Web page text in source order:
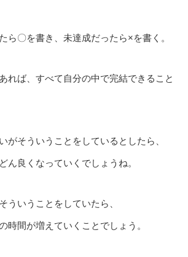
ら〇を書き、未達成だったら×を書く。
れば、すべて自分の中で完結できること
がそういうことをしているとしたら、
ん良くなっていくでしょうね。
ういうことをしていたら、
時間が増えていくことでしょう。